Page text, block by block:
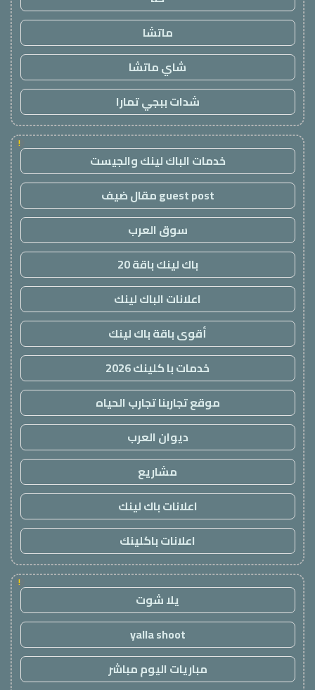
ماتشا
شاي ماتشا
شدات ببجي تمارا
!
خدمات الباك لينك والجيست
guest post مقال ضيف
سوق العرب
باك لينك باقة 20
اعلانات الباك لينك
أقوى باقة باك لينك
خدمات با كلينك 2026
موقع تجاربنا تجارب الحياه
ديوان العرب
مشاريع
اعلانات باك لينك
اعلانات باكلينك
!
يلا شوت
yalla shoot
مباريات اليوم مباشر